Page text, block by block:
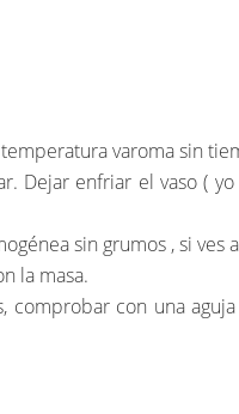
varoma sin
Dejar enfriar el vaso (
sin grumos , si ves
la masa.
con una